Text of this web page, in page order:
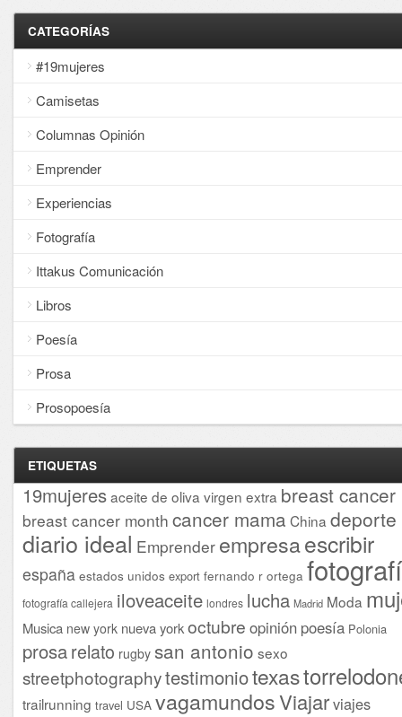
CATEGORÍAS
#19mujeres
Camisetas
Columnas Opinión
Emprender
Experiencias
Fotografía
Ittakus Comunicación
Libros
Poesía
Prosa
Prosopoesía
ETIQUETAS
19mujeresaceite de oliva virgen extra breast cancer
breast cancer month cancer mama China deporte
diario ideal Emprender empresaescribir
españa estados unidos export fernando r ortega
fotografía callejera iloveaceite londres lucha Madrid Moda
Musica new york nueva yorkoctubre opinión poesía Polonia
prosarelato rugby san antonio sexo
streetphotographytestimoniotexas
trailrunning travel USA vagamundosViajarviajes